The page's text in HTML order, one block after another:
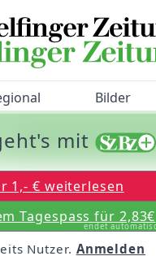
Bilder
mit
1,- € weiterlesen
Tagespass für 2,83€
endet
Nutzer. Anmelden